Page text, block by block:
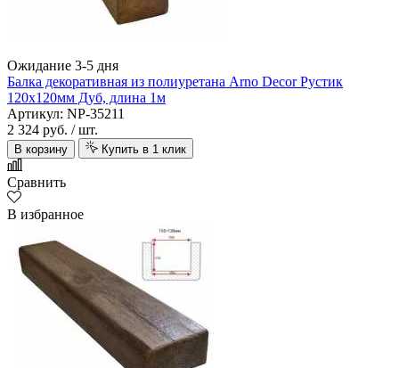
Ожидание 3-5 дня
Балка декоративная из полиуретана Arno Decor Рустик
120х120мм Дуб, длина 1м
Артикул: NP-35211
2 324 руб. / шт.
В корзину Купить в 1 клик
Сравнить
В избранное